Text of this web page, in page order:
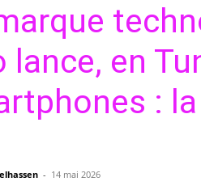
lance, en
:
- 14 mai 2026